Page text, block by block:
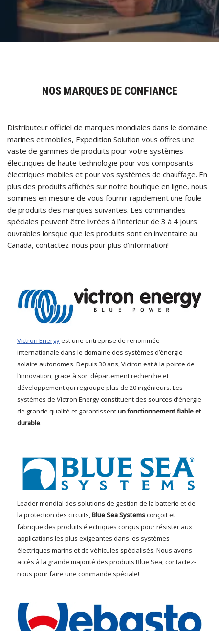
NOS MARQUES DE CONFIANCE
Distributeur officiel de marques mondiales dans le domaine
marines et mobiles, Expedition Solution vous offres une
vaste de gammes de produits pour votre systèmes
électriques de haute technologie pour vos composants
électriques mobiles et pour vos systèmes de chauffage. En
plus des produits affichés sur notre boutique en ligne, nous
sommes en mesure de vous fournir rapidement une foule
de produits des marques suivantes. Les commandes
spéciales peuvent être livrées à l’intérieur de 3 à 4 jours
ouvrables lorsque que les produits sont en inventaire au
Canada, contactez-nous pour plus d’information!
Victron Energyest une entreprise de renommée
internationale dans le domaine des systèmes d’énergie
solaire autonomes. Depuis 30 ans, Victron est à la pointe de
l’innovation, grace à son département recherche et
développement qui regroupe plus de 20 ingénieurs. Les
systèmes de Victron Energy constituent des sources d’énergie
de grande qualité et garantissentun fonctionnement fiable et
durable.
Leader mondial des solutions de gestion de la batterie et de
la protection des circuits,Blue SeaSystemsconçoit et
fabrique des produits électriques conçus pour résister aux
applications les plus exigeantes dans les systèmes
électriques marins et de véhicules spécialisés. Nous avons
accès à la grande majorité des produits Blue Sea, contactez-
nous pour faire une commande spéciale!